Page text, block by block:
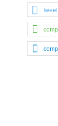
tweet